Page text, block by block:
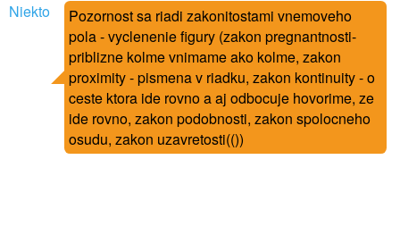
Niekto
Pozornost sa riadi zakonitostami vnemoveho
pola - vyclenenie figury (zakon pregnantnosti-
priblizne kolme vnimame ako kolme, zakon
proximity - pismena v riadku, zakon kontinuity - o
ceste ktora ide rovno a aj odbocuje hovorime, ze
ide rovno, zakon podobnosti, zakon spolocneho
osudu, zakon uzavretosti(())